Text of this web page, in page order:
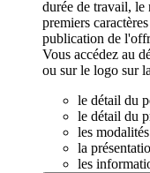
durée de travail, le
premiers
publication de
Vous accédez au
ou sur le logo sur
le détail du
le détail du
les
la
les